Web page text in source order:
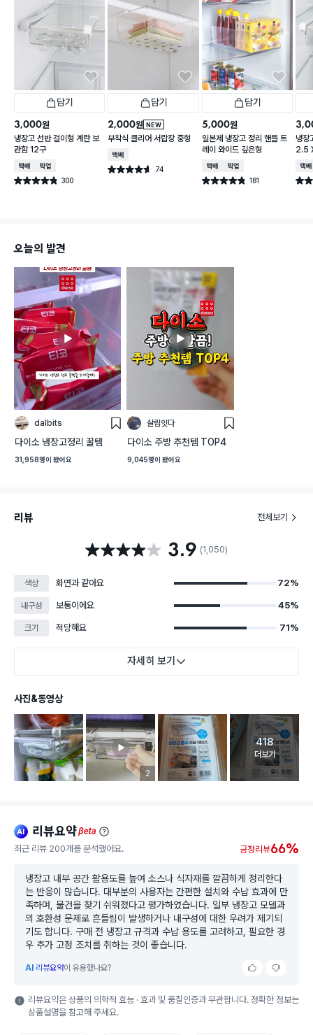
담기
3,000원
냉장고 선반 걸이형 계란 보
관함 12구
택배배송매장픽업
별점 4.8점 300
건 작성
담기
NEW
2,000원
부착식 클리어 서랍장 중형
택배배송
별점 4.6점 74
건 작성
담기
5,000원
일본제 냉장고 정리 핸들 트
레이 와이드 깊은형
택배배송매장픽업
별점 4.8점 181
건 작성
냉장
2.5
택배
별점
오늘의 발견
dalbits
스
다이소 냉장고정리 꿀템
31,958명이 봤어요
살림잇다
스
다이소 주방 추천템 TOP4
9,045명이 봤어요
리뷰 전체보기
별점 3.9점 3.9 (1,050)
색상 화면과 같아요 72%
내구성 보통이에요 45%
크기 적당해요 71%
자세히 보기
사진&동영상
리뷰 이미지 등록 개수
2
고객 리뷰
418
더보기
ai 리뷰요약beta
최근 리뷰 200개를 분석했어요. 긍정리뷰66%
냉장고 내부 공간 활용도를 높여 소스나 식자재를 깔끔하게 정리한다
는 반응이 많습니다. 대부분의 사용자는 간편한 설치와 수납 효과에 만
족하며, 물건을 찾기 쉬워졌다고 평가하였습니다. 일부 냉장고 모델과
의 호환성 문제로 흔들림이 발생하거나 내구성에 대한 우려가 제기되
기도 합니다. 구매 전 냉장고 규격과 수납 용도를 고려하고, 필요한 경
우 추가 고정 조치를 취하는 것이 좋습니다.
AI 리뷰요약이 유용했나요?
리뷰요약은 상품의 의학적 효능 · 효과 및 품질인증과 무관합니다. 정확한 정보는
상품설명을 참고해 주세요.